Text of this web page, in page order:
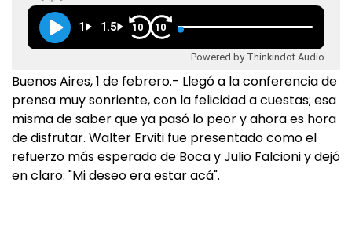
1 1.5 10 10
Powered by Thinkindot Audio
Buenos Aires, 1 de febrero.- Llegó a la conferencia de
prensa muy sonriente, con la felicidad a cuestas; esa
misma de saber que ya pasó lo peor y ahora es hora
de disfrutar. Walter Erviti fue presentado como el
refuerzo más esperado de Boca y Julio Falcioni y dejó
en claro: "Mi deseo era estar acá".